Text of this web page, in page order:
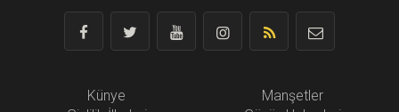
Künye
Manşetler